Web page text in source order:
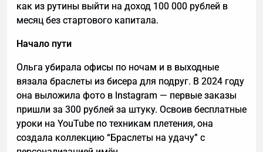
как из рутины выйти на доход 100 000 рублей в
месяц без стартового капитала.
Начало пути
Ольга убирала офисы по ночам и в выходные
вязала браслеты из бисера для подруг. В 2024 году
она выложила фото в Instagram — первые заказы
пришли за 300 рублей за штуку. Освоив бесплатные
уроки на YouTube по техникам плетения, она
создала коллекцию “Браслеты на удачу” с